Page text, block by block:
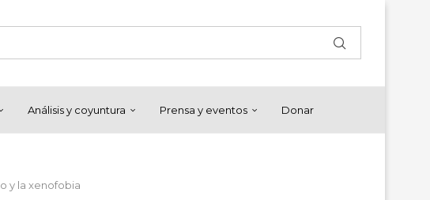
Análisis y coyuntura Prensa y eventos Donar
y la xenofobia